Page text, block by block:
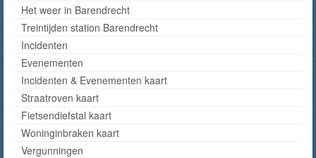
Het weer in Barendrecht
Treintijden station Barendrecht
Incidenten
Evenementen
Incidenten & Evenementen kaart
Straatroven kaart
Fietsendiefstal kaart
Woninginbraken kaart
Vergunningen